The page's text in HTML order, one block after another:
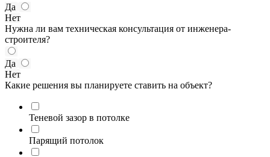
Да
Нет
Нужна ли вам техническая консультация от инженера-
строителя?
Да
Нет
Какие решения вы планируете ставить на объект?
Теневой зазор в потолке
Парящий потолок